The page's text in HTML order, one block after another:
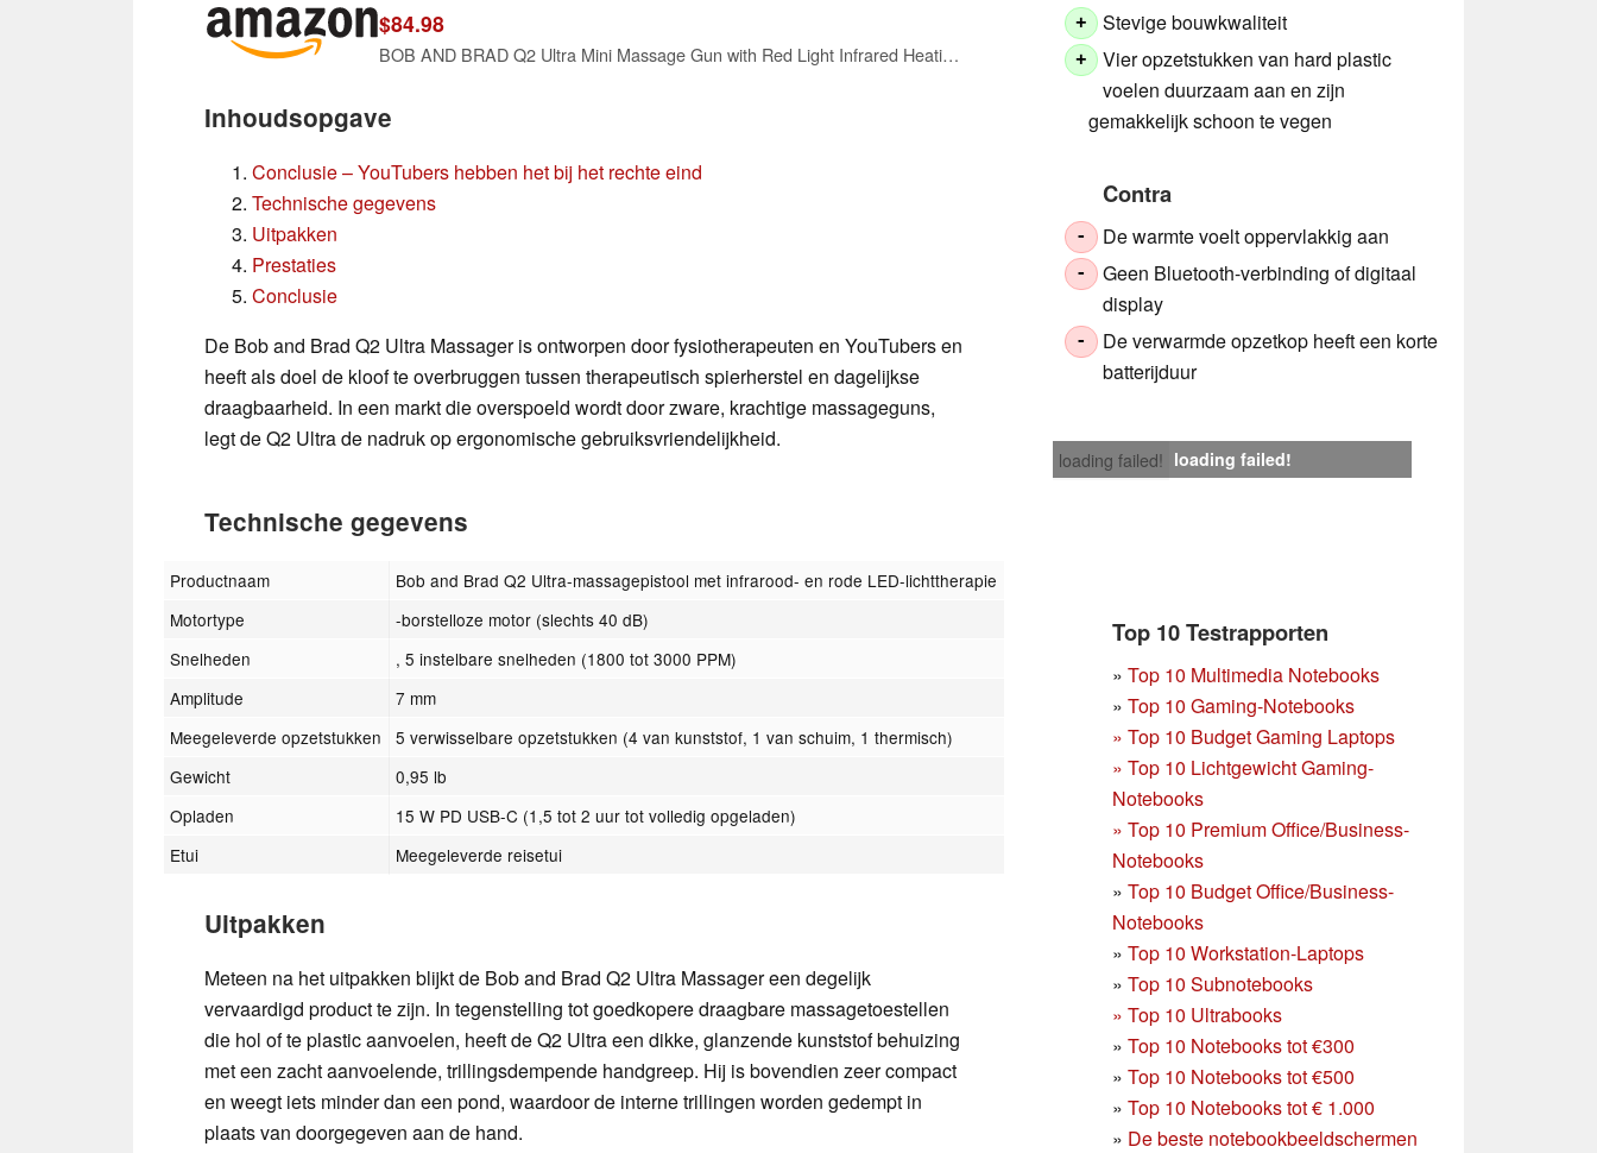
+ Stevige bouwkwaliteit
+
Vier opzetstukken van hard plastic
voelen duurzaam aan en zijn
gemakkelijk schoon te vegen
Contra
- De warmte voelt oppervlakkig aan
-
Geen Bluetooth-verbinding of digitaal
display
-
De verwarmde opzetkop heeft een korte
batterijduur
loading failed! loading failed!
$84.98
BOB AND BRAD Q2 Ultra Mini Massage Gun with Red Light Infrared Heating Head, Pocket-Sized Deep Tissue Massager for Muscle Therapy, HSA Portable Percussion Massage Gun for Pain Relief FSA Eligible
Top 10 Testrapporten
» Top 10 Multimedia Notebooks
» Top 10 Gaming-Notebooks
» Top 10 Budget Gaming Laptops
» Top 10 Lichtgewicht Gaming-
Notebooks
» Top 10 Premium Office/Business-
Notebooks
» Top 10 Budget Office/Business-
Notebooks
» Top 10 Workstation-Laptops
» Top 10 Subnotebooks
» Top 10 Ultrabooks
» Top 10 Notebooks tot €300
» Top 10 Notebooks tot €500
» Top 10 Notebooks tot € 1.000
» De beste notebookbeeldschermen
Inhoudsopgave
Conclusie – YouTubers hebben het bij het rechte eind
Technische gegevens
Uitpakken
Prestaties
Conclusie
De Bob and Brad Q2 Ultra Massager is ontworpen door fysiotherapeuten en YouTubers en
heeft als doel de kloof te overbruggen tussen therapeutisch spierherstel en dagelijkse
draagbaarheid. In een markt die overspoeld wordt door zware, krachtige massageguns,
legt de Q2 Ultra de nadruk op ergonomische gebruiksvriendelijkheid.
Technische gegevens
Productnaam
Bob and Brad Q2 Ultra-massagepistool met infrarood- en rode LED-lichttherapie
Motortype
-borstelloze motor (slechts 40 dB)
Snelheden
, 5 instelbare snelheden (1800 tot 3000 PPM)
Amplitude
7 mm
Meegeleverde opzetstukken
5 verwisselbare opzetstukken (4 van kunststof, 1 van schuim, 1 thermisch)
Gewicht
0,95 lb
Opladen
15 W PD USB-C (1,5 tot 2 uur tot volledig opgeladen)
Etui
Meegeleverde reisetui
Uitpakken
Meteen na het uitpakken blijkt de Bob and Brad Q2 Ultra Massager een degelijk
vervaardigd product te zijn. In tegenstelling tot goedkopere draagbare massagetoestellen
die hol of te plastic aanvoelen, heeft de Q2 Ultra een dikke, glanzende kunststof behuizing
met een zacht aanvoelende, trillingsdempende handgreep. Hij is bovendien zeer compact
en weegt iets minder dan een pond, waardoor de interne trillingen worden gedempt in
plaats van doorgegeven aan de hand.